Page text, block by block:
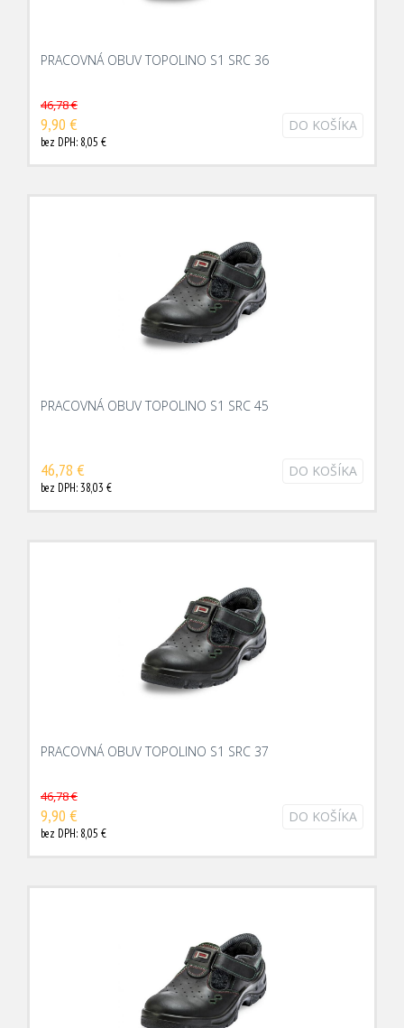
PRACOVNÁ OBUV TOPOLINO S1 SRC 36
46,78 €
9,90 €
bez DPH: 8,05 €
DO KOŠÍKA
PRACOVNÁ OBUV TOPOLINO S1 SRC 45
46,78 €
bez DPH: 38,03 €
DO KOŠÍKA
PRACOVNÁ OBUV TOPOLINO S1 SRC 37
46,78 €
9,90 €
bez DPH: 8,05 €
DO KOŠÍKA